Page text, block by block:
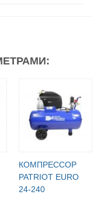
КОМПРЕССОР
PATRIOT EURO
24-240